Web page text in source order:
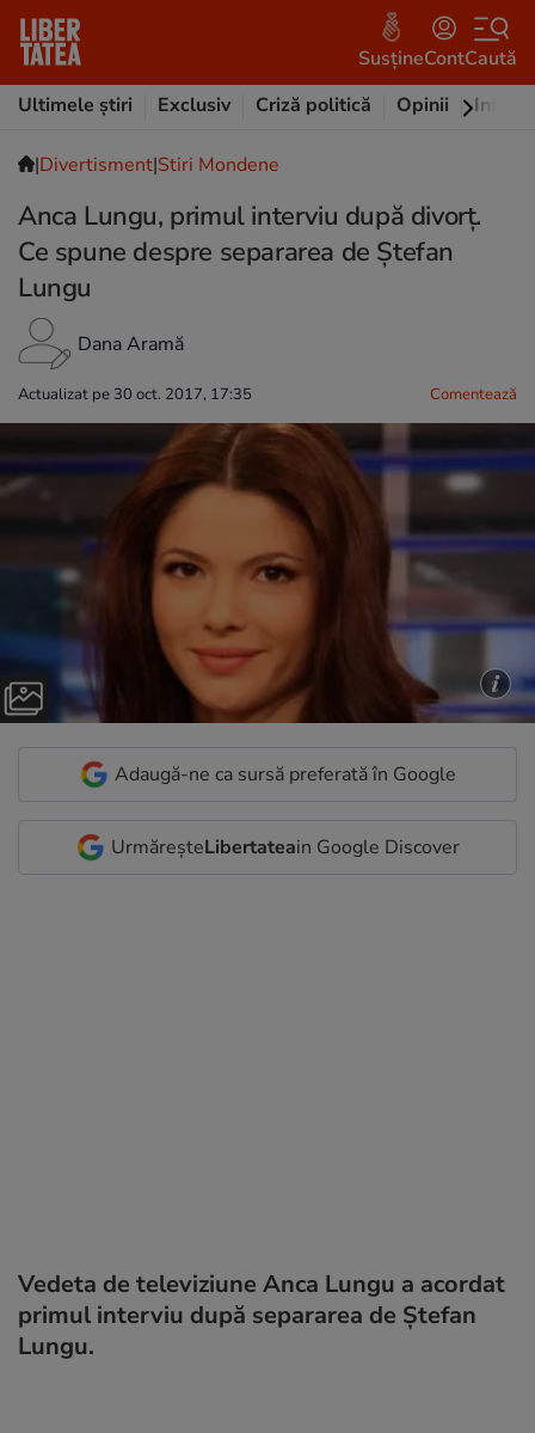
SusțineContCaută
Ultimele știri
Exclusiv Criză politică Opinii
|Divertisment|Stiri Mondene
Anca Lungu, primul interviu după divorț.
Ce spune despre separarea de Ștefan
Lungu
Dana Aramă
Actualizat pe 30 oct. 2017, 17:35 Comentează
Adaugă-ne ca sursă preferată în Google
UrmăreșteLibertateain Google Discover
Vedeta de televiziune Anca Lungu a acordat
primul interviu după separarea de Ștefan
Lungu.